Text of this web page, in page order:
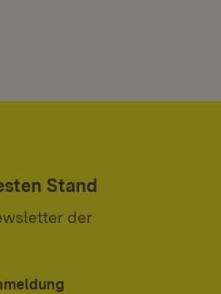
Stand
der